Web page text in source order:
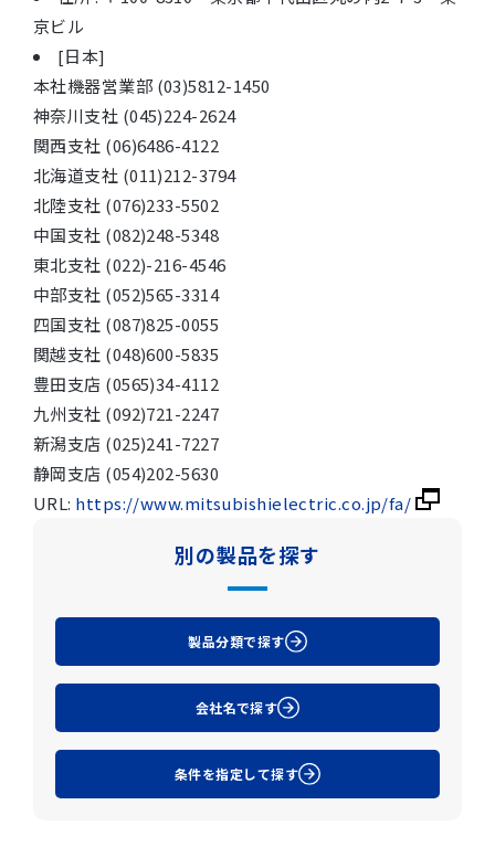
京ビル
[日本]
本社機器営業部 (03)5812-1450
神奈川支社 (045)224-2624
関西支社 (06)6486-4122
北海道支社 (011)212-3794
北陸支社 (076)233-5502
中国支社 (082)248-5348
東北支社 (022)-216-4546
中部支社 (052)565-3314
四国支社 (087)825-0055
関越支社 (048)600-5835
豊田支店 (0565)34-4112
九州支社 (092)721-2247
新潟支店 (025)241-7227
静岡支店 (054)202-5630
URL: https://www.mitsubishielectric.co.jp/fa/
別の製品を探す
製品分類で探す
会社名で探す
条件を指定して探す